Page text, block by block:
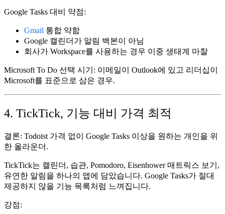
Google Tasks 대비 약점:
Gmail 통합 약함
Google 캘린더가 알림 백본이 아님
회사가 Workspace를 사용하는 경우 이중 생태계 마찰
Microsoft To Do 선택 시기: 이메일이 Outlook에 있고 리더십이
Microsoft를 표준으로 삼은 경우.
4. TickTick, 기능 대비 가격 최적
결론: Todoist 가격 없이 Google Tasks 이상을 원하는 개인을 위
한 올라운더.
TickTick는 캘린더, 습관, Pomodoro, Eisenhower 매트릭스 보기,
유연한 알림을 하나의 앱에 담았습니다. Google Tasks가 절대
제공하지 않을 기능 목록처럼 느껴집니다.
강점: